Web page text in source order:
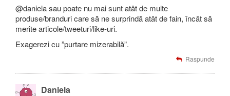
@daniela sau poate nu mai sunt atât de multe
produse/branduri care să ne surprindă atât de fain, încât să
merite articole/tweeturi/like-uri.
Exagerezi cu ”purtare mizerabilă”.
Raspunde
Daniela